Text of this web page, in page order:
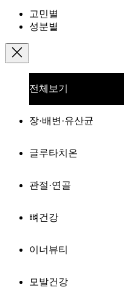
고민별
성분별
전체보기
장·배변·유산균
글루타치온
관절·연골
뼈건강
이너뷰티
모발건강